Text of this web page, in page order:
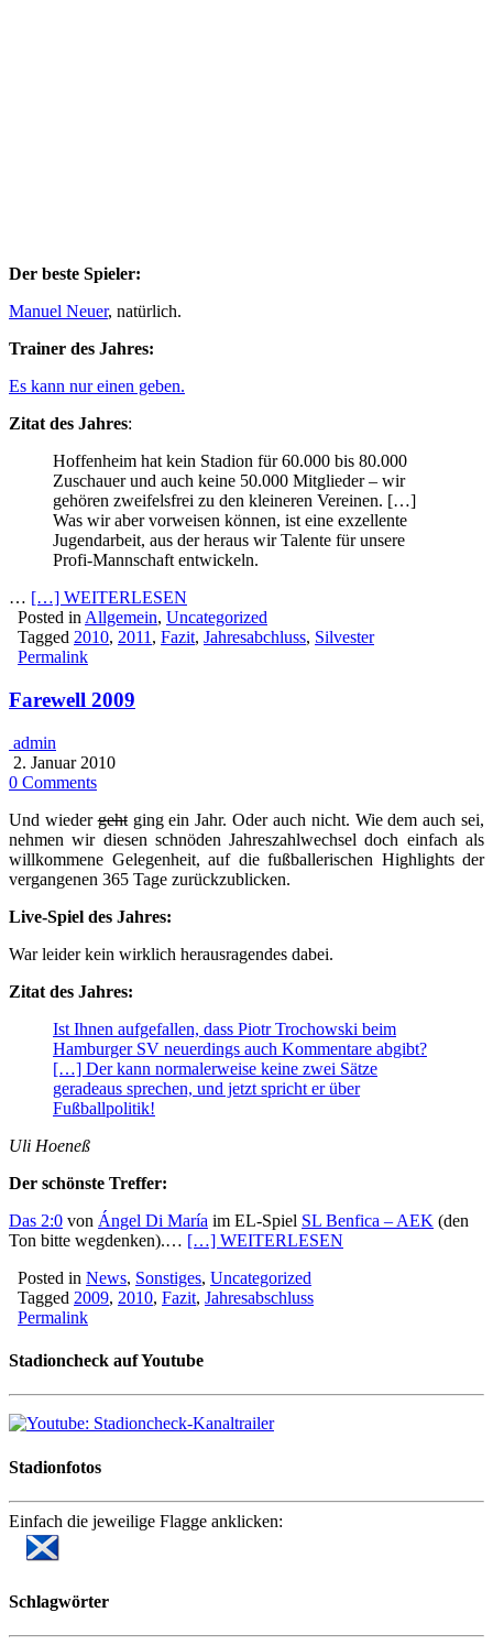
Der beste Spieler:
Manuel Neuer, natürlich.
Trainer des Jahres:
Es kann nur einen geben.
Zitat des Jahres:
Hoffenheim hat kein Stadion für 60.000 bis 80.000
Zuschauer und auch keine 50.000 Mitglieder – wir
gehören zweifelsfrei zu den kleineren Vereinen. […]
Was wir aber vorweisen können, ist eine exzellente
Jugendarbeit, aus der heraus wir Talente für unsere
Profi-Mannschaft entwickeln.
… […] WEITERLESEN
Posted in Allgemein, Uncategorized
Tagged 2010, 2011 , Fazit, Jahresabchluss, Silvester
Permalink
Farewell 2009
admin
2. Januar 2010
0 Comments
Und wiedergehtging ein Jahr. Oder auch nicht. Wie dem auch sei,
nehmen wir diesen schnöden Jahreszahlwechsel doch einfach als
willkommene Gelegenheit, auf die fußballerischen Highlights der
vergangenen 365 Tage zurückzublicken.
Live-Spiel des Jahres:
War leider kein wirklich herausragendes dabei.
Zitat des Jahres:
Ist Ihnen aufgefallen, dass Piotr Trochowski beim
Hamburger SV neuerdings auch Kommentare abgibt?
[…] Der kann normalerweise keine zwei Sätze
geradeaus sprechen, und jetzt spricht er über
Fußballpolitik!
Uli Hoeneß
Der schönste Treffer:
Das 2:0 von Ángel Di María im EL-Spiel SL Benfica – AEK (den
Ton bitte wegdenken).… […] WEITERLESEN
Posted in News, Sonstiges, Uncategorized
Tagged 2009, 2010, Fazit, Jahresabschluss
Permalink
Stadioncheck auf Youtube
Stadionfotos
Einfach die jeweilige Flagge anklicken:
Schlagwörter